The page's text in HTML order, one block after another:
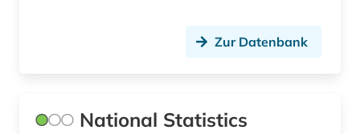
sozialausgabe (2)
Zur Datenbank
National Statistics